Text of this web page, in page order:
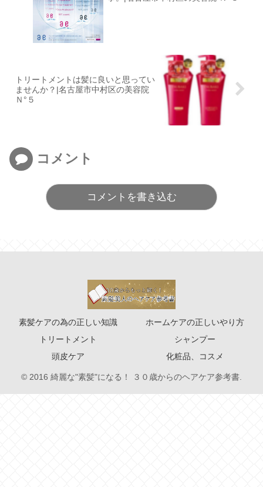
トリートメントは髪に良いと思ってい
ませんか？|名古屋市中村区の美容院
Ｎ°５
コメント
コメントを書き込む
素髪ケアの為の正しい知識
ホームケアの正しいやり方
トリートメント
シャンプー
頭皮ケア
化粧品、コスメ
© 2016 綺麗な"素髪"になる！ ３０歳からのヘアケア参考書.